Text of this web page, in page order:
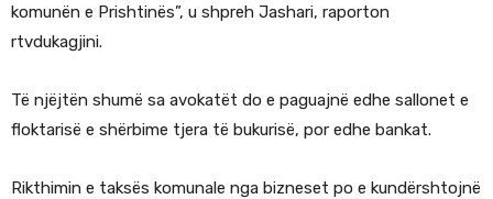
komunën e Prishtinës”, u shpreh Jashari, raporton
rtvdukagjini.
Të njëjtën shumë sa avokatët do e paguajnë edhe sallonet e
floktarisë e shërbime tjera të bukurisë, por edhe bankat.
Rikthimin e taksës komunale nga bizneset po e kundërshtojnë